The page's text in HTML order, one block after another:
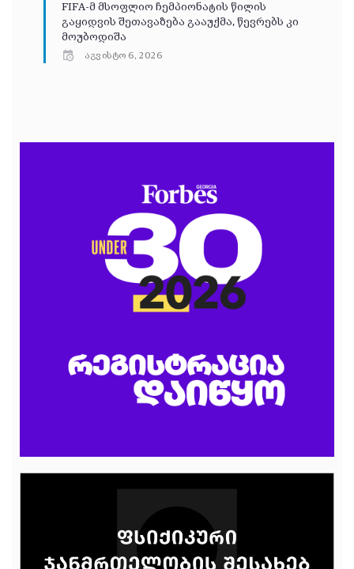
FIFA-მ მსოფლიო ჩემპიონატის წილის
გაყიდვის შეთავაზება გააუქმა, წევრებს კი
მოუბოდიშა
აგვისტო 6, 2026